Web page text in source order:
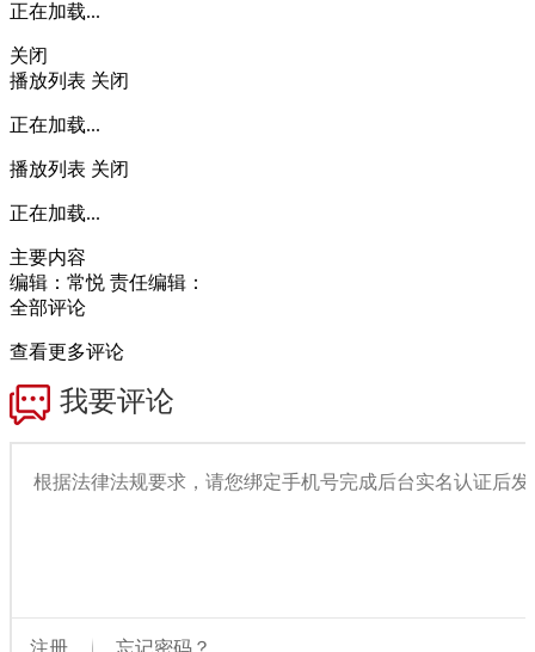
正在加载...
关闭
播放列表 关闭
正在加载...
播放列表 关闭
正在加载...
主要内容
编辑：常悦 责任编辑：
全部评论
查看更多评论